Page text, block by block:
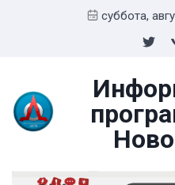
суббота,